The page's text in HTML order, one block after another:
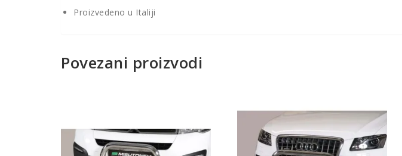
Proizvedeno u Italiji
Povezani proizvodi